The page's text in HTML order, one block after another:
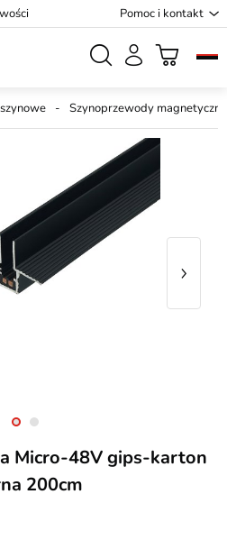
Pomoc i kontakt
Szynoprzewody magnetyczne
Micro-48V gips-karton
200cm